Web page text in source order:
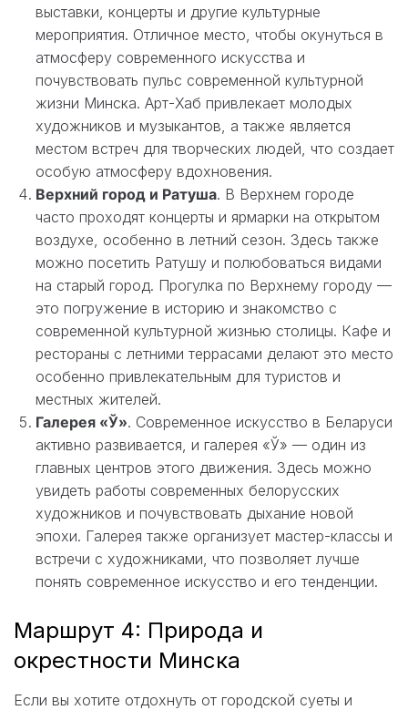
выставки, концерты и другие культурные
мероприятия. Отличное место, чтобы окунуться в
атмосферу современного искусства и
почувствовать пульс современной культурной
жизни Минска. Арт-Хаб привлекает молодых
художников и музыкантов, а также является
местом встреч для творческих людей, что создает
особую атмосферу вдохновения.
Верхний город и Ратуша. В Верхнем городе
часто проходят концерты и ярмарки на открытом
воздухе, особенно в летний сезон. Здесь также
можно посетить Ратушу и полюбоваться видами
на старый город. Прогулка по Верхнему городу —
это погружение в историю и знакомство с
современной культурной жизнью столицы. Кафе и
рестораны с летними террасами делают это место
особенно привлекательным для туристов и
местных жителей.
Галерея «Ў». Современное искусство в Беларуси
активно развивается, и галерея «Ў» — один из
главных центров этого движения. Здесь можно
увидеть работы современных белорусских
художников и почувствовать дыхание новой
эпохи. Галерея также организует мастер-классы и
встречи с художниками, что позволяет лучше
понять современное искусство и его тенденции.
Маршрут 4: Природа и
окрестности Минска
Если вы хотите отдохнуть от городской суеты и